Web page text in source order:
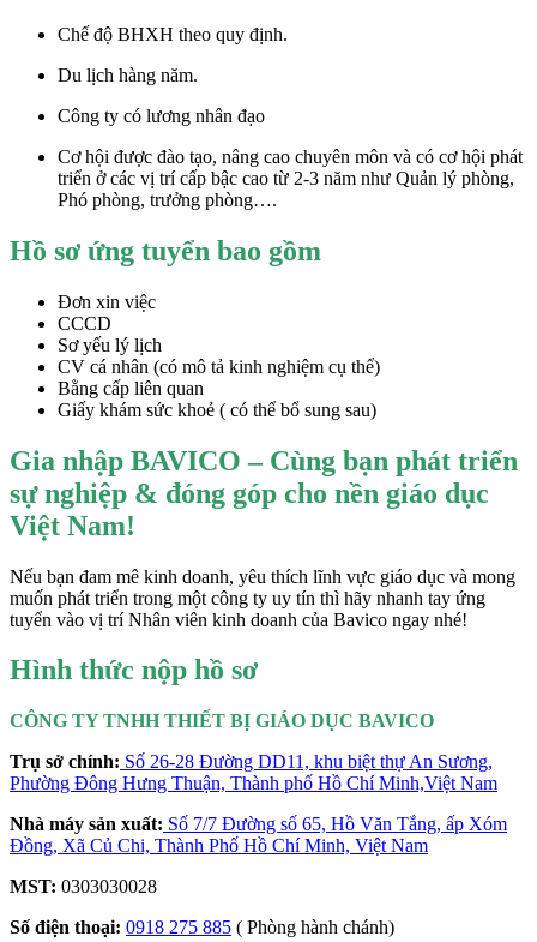
Chế độ BHXH theo quy định.
Du lịch hàng năm.
Công ty có lương nhân đạo
Cơ hội được đào tạo, nâng cao chuyên môn và có cơ hội phát
triển ở các vị trí cấp bậc cao từ 2-3 năm như Quản lý phòng,
Phó phòng, trưởng phòng….
Hồ sơ ứng tuyển bao gồm
Đơn xin việc
CCCD
Sơ yếu lý lịch
CV cá nhân (có mô tả kinh nghiệm cụ thể)
Bằng cấp liên quan
Giấy khám sức khoẻ ( có thể bổ sung sau)
Gia nhập BAVICO – Cùng bạn phát triển
sự nghiệp & đóng góp cho nền giáo dục
Việt Nam!
Nếu bạn đam mê kinh doanh, yêu thích lĩnh vực giáo dục và mong
muốn phát triển trong một công ty uy tín thì hãy nhanh tay ứng
tuyển vào vị trí Nhân viên kinh doanh của Bavico ngay nhé!
Hình thức nộp hồ sơ
CÔNG TY TNHH THIẾT BỊ GIÁO DỤC BAVICO
Trụ sở chính: Số 26-28 Đường DD11, khu biệt thự An Sương,
Phường Đông Hưng Thuận, Thành phố Hồ Chí Minh,Việt Nam
Nhà máy sản xuất: Số 7/7 Đường số 65, Hồ Văn Tắng, ấp Xóm
Đồng, Xã Củ Chi, Thành Phố Hồ Chí Minh, Việt Nam
MST: 0303030028
Số điện thoại: 0918 275 885 ( Phòng hành chánh)